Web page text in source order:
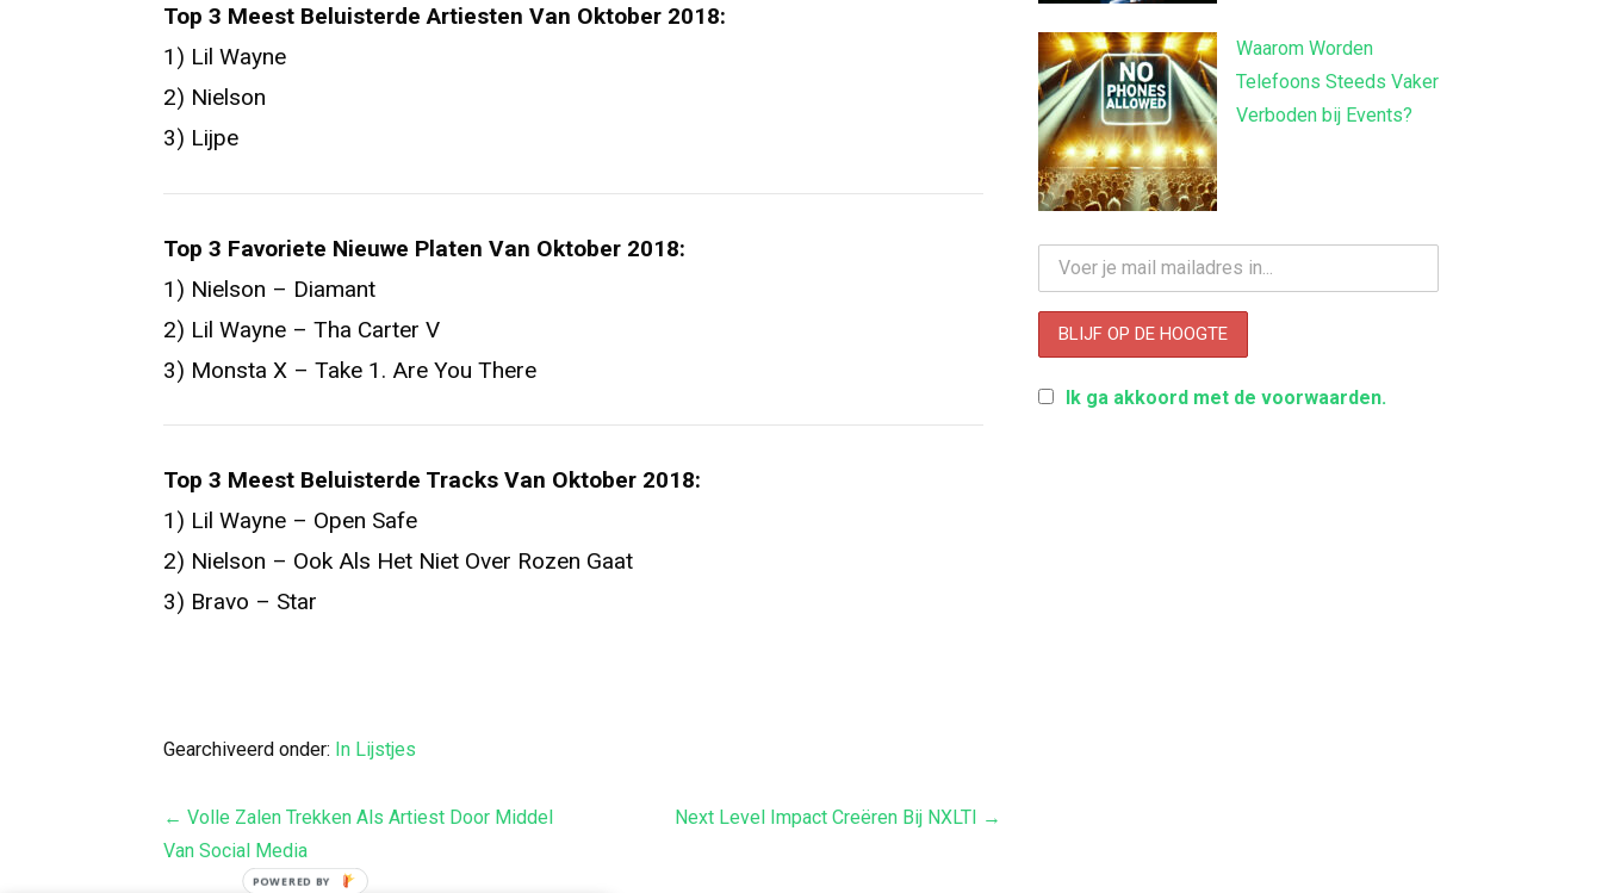
Top 3 Meest Beluisterde Artiesten Van Oktober 2018:
1) Lil Wayne
2) Nielson
3) Lijpe
Top 3 Favoriete Nieuwe Platen Van Oktober 2018:
1) Nielson – Diamant
2) Lil Wayne – Tha Carter V
3) Monsta X – Take 1. Are You There
Top 3 Meest Beluisterde Tracks Van Oktober 2018:
1) Lil Wayne – Open Safe
2) Nielson – Ook Als Het Niet Over Rozen Gaat
3) Bravo – Star
Gearchiveerd onder: In Lijstjes
Bericht
navigatie
← Volle Zalen Trekken Als Artiest Door Middel
Van Social Media
Next Level Impact Creëren Bij NXLTI →
Waarom Worden
Telefoons Steeds Vaker
Verboden bij Events?
Ik ga akkoord met de voorwaarden.
POWERED BY